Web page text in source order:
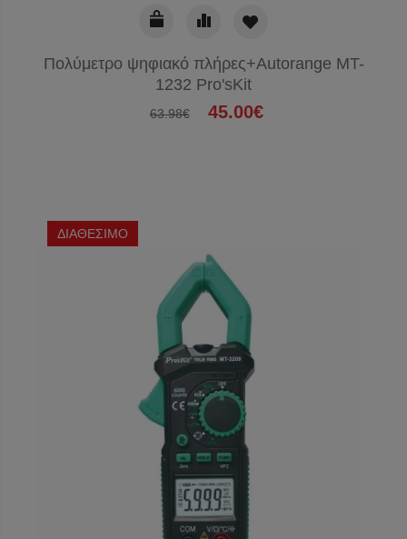
Πολύμετρο ψηφιακό πλήρες+Autorange MT-
1232 Pro'sKit
63.98€ 45.00€
ΔΙΑΘΕΣΙΜΟ